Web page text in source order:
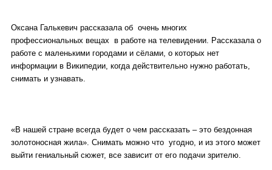
Оксана Галькевич рассказала об очень многих
профессиональных вещах в работе на телевидении. Рассказала о
работе с маленькими городами и сёлами, о которых нет
информации в Википедии, когда действительно нужно работать,
снимать и узнавать.
«В нашей стране всегда будет о чем рассказать – это бездонная
золотоносная жила». Снимать можно что угодно, и из этого может
выйти гениальный сюжет, все зависит от его подачи зрителю.